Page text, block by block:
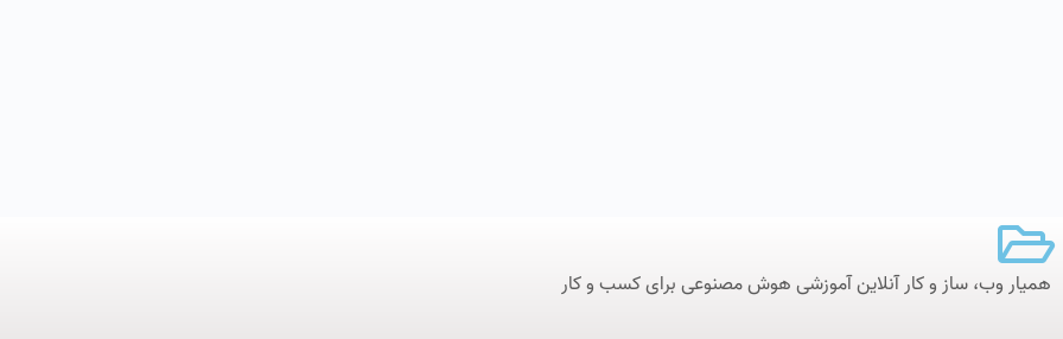
همیار وب، ساز و کار آنلاین‌ آموزشی هوش مصنوعی برای کسب و کار